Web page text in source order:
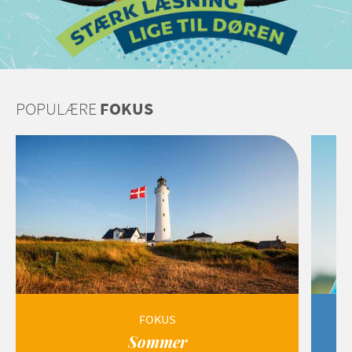
POPULÆREFOKUS
FOKUS
Sommer